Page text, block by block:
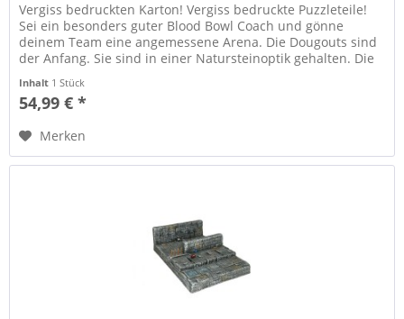
Vergiss bedruckten Karton! Vergiss bedruckte Puzzleteile!
Sei ein besonders guter Blood Bowl Coach und gönne
deinem Team eine angemessene Arena. Die Dougouts sind
der Anfang. Sie sind in einer Natursteinoptik gehalten. Die
Inhalt 1 Stück
54,99 € *
Merken